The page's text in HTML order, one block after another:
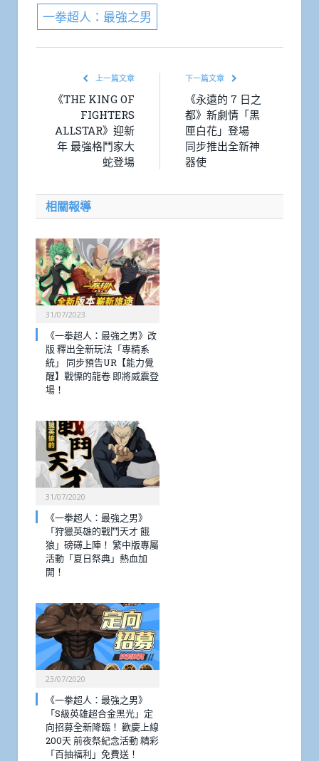
一拳超人：最強之男
上一篇文章
《THE KING OF
FIGHTERS
ALLSTAR》迎新
年 最強格鬥家大
蛇登場
下一篇文章
《永遠的 7 日之
都》新劇情「黑
匣白花」登場
同步推出全新神
器使
相關報導
31/07/2023
《一拳超人：最強之男》改
版 釋出全新玩法「專精系
統」 同步預告UR【能力覺
醒】戰慄的龍卷 即將威震登
場！
31/07/2020
《一拳超人：最強之男》
「狩獵英雄的戰鬥天才 餓
狼」磅礡上陣！ 繁中版專屬
活動「夏日祭典」熱血加
開！
23/07/2020
《一拳超人：最強之男》
「S級英雄超合金黑光」定
向招募全新降臨！ 歡慶上線
200天 前夜祭紀念活動 精彩
「百抽福利」免費送！